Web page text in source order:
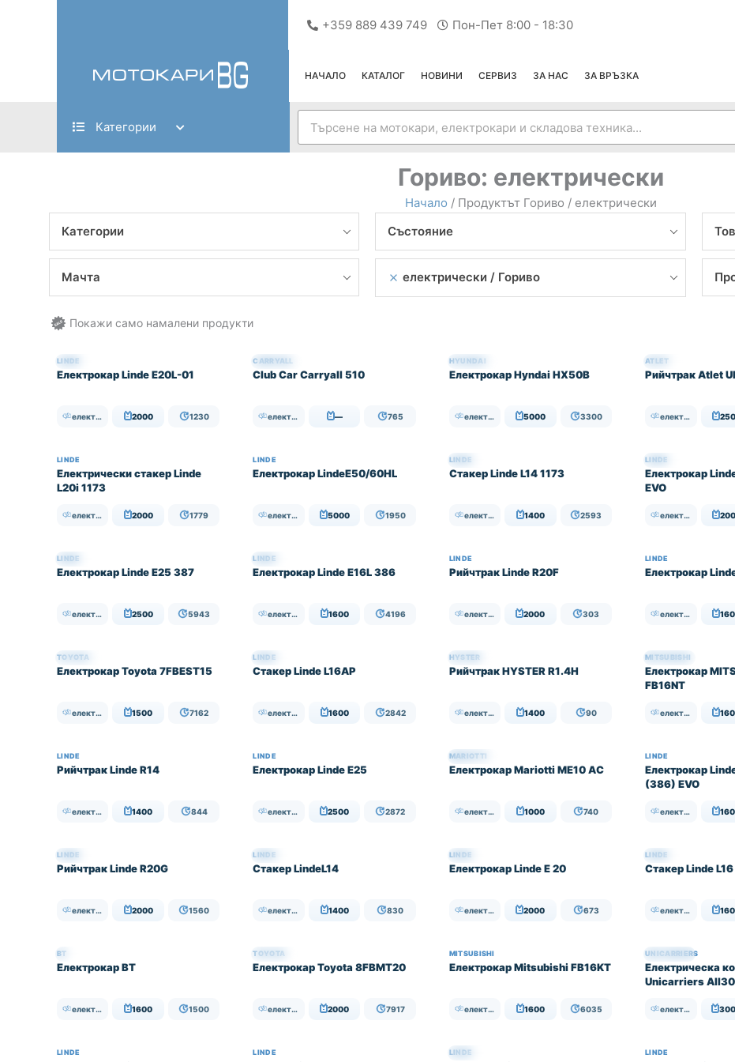
+359 889 439 749 Пон-Пет 8:00 - 18:30
НАЧАЛО КАТАЛОГ НОВИНИ СЕРВИЗ ЗА НАС ЗА ВРЪЗКА
Категории
Гориво: електрически
Начало / Продуктът Гориво / електрически
Категории
Състояние
Мачта електрически Гориво
НАЛИЧЕН
LINDE
Електрокар Linde Е20L-01
електрически 2000 1230
НАЛИЧЕН
CARRYALL
Club Car Carryall 510
електрически — 765
НАЛИЧЕН
HYUNDAI
Електрокар Hyndai HX50B
електрически 5000 3300
НАЛИЧЕН
ATLET
Рийчтрак Atlet
електрически
LINDE
Електрически стакер Linde
L20i 1173
електрически 2000 1779
LINDE
Електрокар LindeE50/60HL
електрически 5000 1950
НАЛИЧЕН
LINDE
Стакер Linde L14 1173
електрически 1400 2593
НАЛИЧЕН
LINDE
Електрокар
EVO
електрически
НАЛИЧЕН
LINDE
Електрокар Linde E25 387
електрически 2500 5943
НАЛИЧЕН
LINDE
Електрокар Linde E16L 386
електрически 1600 4196
LINDE
Рийчтрак Linde R20F
електрически 2000 303
LINDE
Електрокар
електрически
НАЛИЧЕН
TOYOTA
Електрокар Toyota 7FBEST15
електрически 1500 7162
НАЛИЧЕН
LINDE
Стакер Linde L16AP
електрически 1600 2842
НАЛИЧЕН
HYSTER
Рийчтрак HYSTER R1.4H
електрически 1400 90
НАЛИЧЕН
MITSUBISHI
Електрокар
FB16NT
електрически
LINDE
Рийчтрак Linde R14
електрически 1400 844
LINDE
Електрокар Linde E25
електрически 2500 2872
НАЛИЧЕН
MARIOTTI
Електрокар Mariotti ME10 АC
електрически 1000 740
LINDE
Електрокар
(386) EVO
електрически
НАЛИЧЕН
LINDE
Рийчтрак Linde R20G
електрически 2000 1560
НАЛИЧЕН
LINDE
Стакер LindeL14
електрически 1400 830
НАЛИЧЕН
LINDE
Електрокар Linde E 20
електрически 2000 673
НАЛИЧЕН
LINDE
Стакер Linde L16
електрически
НАЛИЧЕН
BT
Електрокар BT
електрически 1600 1500
НАЛИЧЕН
TOYOTA
Електрокар Toyota 8FBMT20
електрически 2000 7917
MITSUBISHI
Електрокар Mitsubishi FB16KT
електрически 1600 6035
НАЛИЧЕН
UNICARRIERS
Електрическа
Unicarriers
електрически
LINDE LINDE НАЛИЧЕН
LINDE LINDE